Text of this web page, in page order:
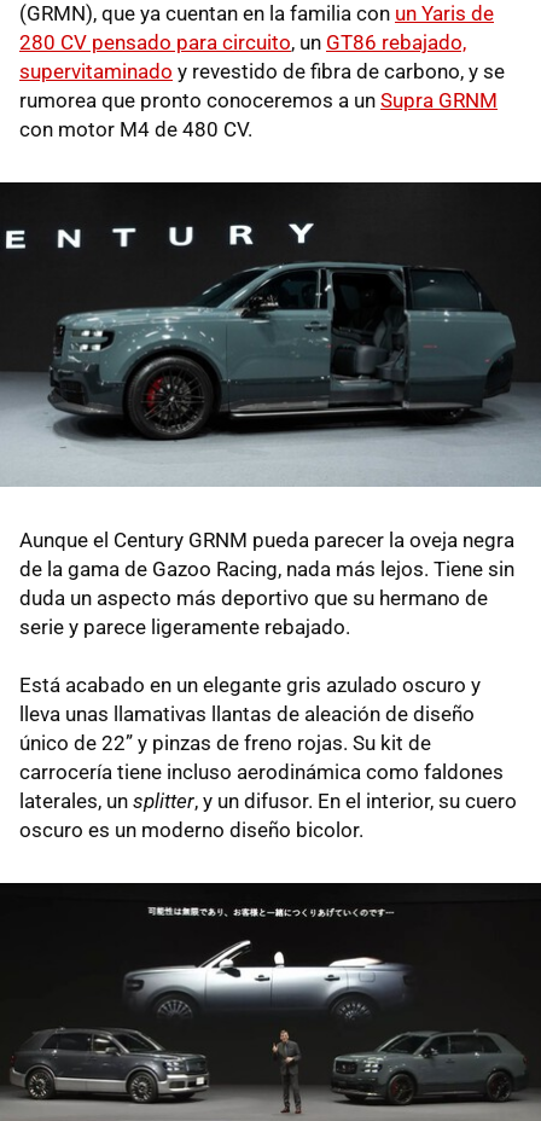
(GRMN), que ya cuentan en la familia con un Yaris de
280 CV pensado para circuito, un GT86 rebajado,
supervitaminado y revestido de fibra de carbono, y se
rumorea que pronto conoceremos a un Supra GRNM
con motor M4 de 480 CV.
Aunque el Century GRNM pueda parecer la oveja negra
de la gama de Gazoo Racing, nada más lejos. Tiene sin
duda un aspecto más deportivo que su hermano de
serie y parece ligeramente rebajado.
Está acabado en un elegante gris azulado oscuro y
lleva unas llamativas llantas de aleación de diseño
único de 22” y pinzas de freno rojas. Su kit de
carrocería tiene incluso aerodinámica como faldones
laterales, un splitter, y un difusor. En el interior, su cuero
oscuro es un moderno diseño bicolor.